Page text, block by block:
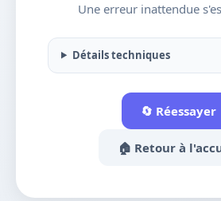
Une erreur inattendue
Détails techniques
🔄 Réessayer
🏠 Retour à